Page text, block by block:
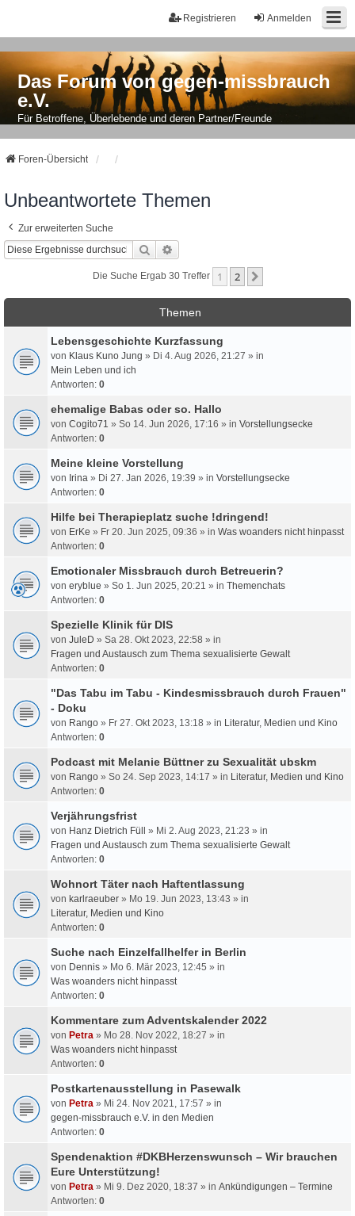
Anmelden
Registrieren
Das Forum von gegen-missbrauch
e.V.
Für Betroffene, Überlebende und deren Partner/Freunde
Foren-Übersicht
Unbeantwortete Themen
Zur erweiterten Suche
Suche
Die Suche Ergab 30 Treffer 1 2
Themen
Lebensgeschichte Kurzfassung
von Klaus Kuno Jung » Di 4. Aug 2026, 21:27 » in
Mein Leben und ich
Antworten: 0
ehemalige Babas oder so. Hallo
von Cogito71 » So 14. Jun 2026, 17:16 » in Vorstellungsecke
Antworten: 0
Meine kleine Vorstellung
von Irina » Di 27. Jan 2026, 19:39 » in Vorstellungsecke
Antworten: 0
Hilfe bei Therapieplatz suche !dringend!
von ErKe » Fr 20. Jun 2025, 09:36 » in Was woanders nicht hinpasst
Antworten: 0
Emotionaler Missbrauch durch Betreuerin?
von eryblue » So 1. Jun 2025, 20:21 » in Themenchats
Antworten: 0
Spezielle Klinik für DIS
von JuleD » Sa 28. Okt 2023, 22:58 » in
Fragen und Austausch zum Thema sexualisierte Gewalt
Antworten: 0
"Das Tabu im Tabu - Kindesmissbrauch durch Frauen"
- Doku
von Rango » Fr 27. Okt 2023, 13:18 » in Literatur, Medien und Kino
Antworten: 0
Podcast mit Melanie Büttner zu Sexualität ubskm
von Rango » So 24. Sep 2023, 14:17 » in Literatur, Medien und Kino
Antworten: 0
Verjährungsfrist
von Hanz Dietrich Füll » Mi 2. Aug 2023, 21:23 » in
Fragen und Austausch zum Thema sexualisierte Gewalt
Antworten: 0
Wohnort Täter nach Haftentlassung
von karlraeuber » Mo 19. Jun 2023, 13:43 » in
Literatur, Medien und Kino
Antworten: 0
Suche nach Einzelfallhelfer in Berlin
von Dennis » Mo 6. Mär 2023, 12:45 » in
Was woanders nicht hinpasst
Antworten: 0
Kommentare zum Adventskalender 2022
von Petra » Mo 28. Nov 2022, 18:27 » in
Was woanders nicht hinpasst
Antworten: 0
Postkartenausstellung in Pasewalk
von Petra » Mi 24. Nov 2021, 17:57 » in
gegen-missbrauch e.V. in den Medien
Antworten: 0
Spendenaktion #DKBHerzenswunsch – Wir brauchen
Eure Unterstützung!
von Petra » Mi 9. Dez 2020, 18:37 » in Ankündigungen – Termine
Antworten: 0